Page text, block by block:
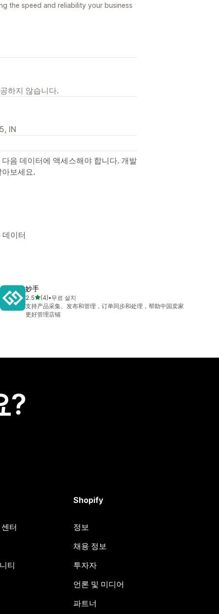
the speed and reliability your business
하지 않습니다.
IN
음 데이터에 액세스해야 합니다. 개발
보세요.
이터
妙手
2.5별 5개 중
(4)
총 리뷰 4개
•무료 설치
支持产品采集、发布和管理，订单同步和处理，帮助中国卖家
更好管理店铺
?
터
티
Shopify
정보
채용 정보
투자자
언론 및 미디어
파트너